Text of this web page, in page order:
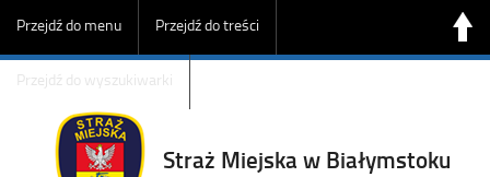
Przejdź do menu Przejdź do treści
Przejdź do wyszukiwarki
Straż Miejska w Białymstoku